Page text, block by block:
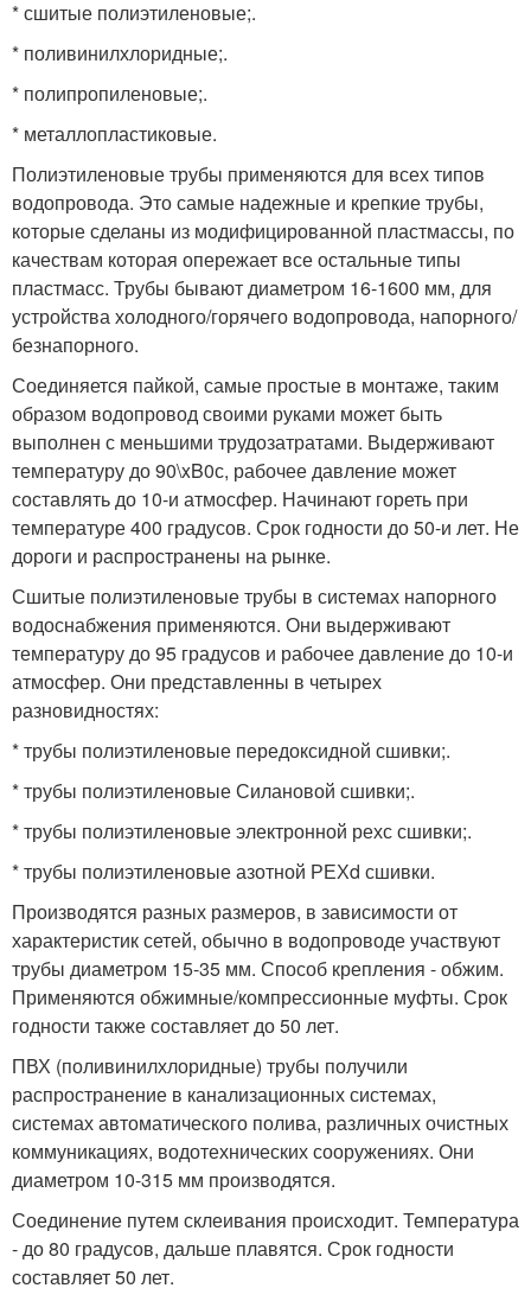
* сшитые полиэтиленовые;.
* поливинилхлоридные;.
* полипропиленовые;.
* металлопластиковые.
Полиэтиленовые трубы применяются для всех типов
водопровода. Это самые надежные и крепкие трубы,
которые сделаны из модифицированной пластмассы, по
качествам которая опережает все остальные типы
пластмасс. Трубы бывают диаметром 16-1600 мм, для
устройства холодного/горячего водопровода, напорного/
безнапорного.
Соединяется пайкой, самые простые в монтаже, таким
образом водопровод своими руками может быть
выполнен с меньшими трудозатратами. Выдерживают
температуру до 90\xB0с, рабочее давление может
составлять до 10-и атмосфер. Начинают гореть при
температуре 400 градусов. Срок годности до 50-и лет. Не
дороги и распространены на рынке.
Сшитые полиэтиленовые трубы в системах напорного
водоснабжения применяются. Они выдерживают
температуру до 95 градусов и рабочее давление до 10-и
атмосфер. Они представленны в четырех
разновидностях:
* трубы полиэтиленовые передоксидной сшивки;.
* трубы полиэтиленовые Силановой сшивки;.
* трубы полиэтиленовые электронной рехс сшивки;.
* трубы полиэтиленовые азотной РЕХd сшивки.
Производятся разных размеров, в зависимости от
характеристик сетей, обычно в водопроводе участвуют
трубы диаметром 15-35 мм. Способ крепления - обжим.
Применяются обжимные/компрессионные муфты. Срок
годности также составляет до 50 лет.
ПВХ (поливинилхлоридные) трубы получили
распространение в канализационных системах,
системах автоматического полива, различных очистных
коммуникациях, водотехнических сооружениях. Они
диаметром 10-315 мм производятся.
Соединение путем склеивания происходит. Температура
- до 80 градусов, дальше плавятся. Срок годности
составляет 50 лет.